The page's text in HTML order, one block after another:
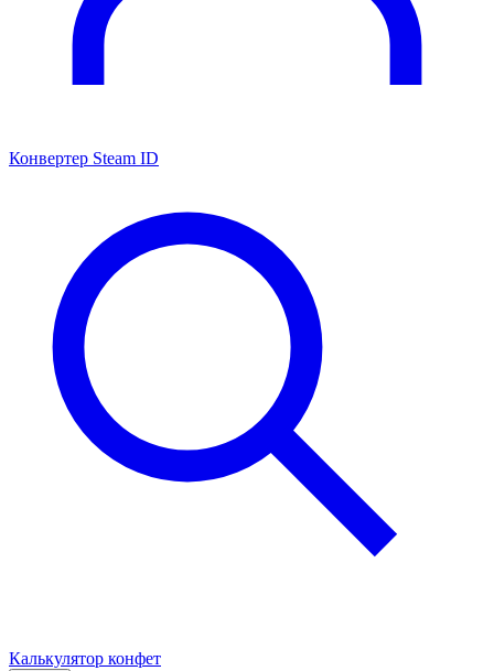
Конвертер Steam ID
Калькулятор конфет